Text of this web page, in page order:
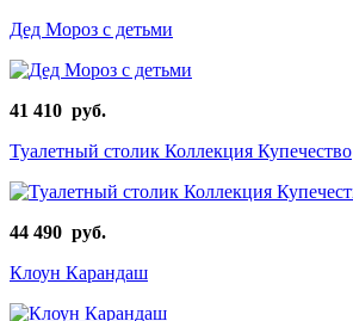
Дед Мороз с детьми
41 410 руб.
Туалетный столик Коллекция Купечество
44 490 руб.
Клоун Карандаш